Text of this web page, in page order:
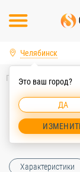
Челябинск
Это ваш город?
ДА
Главная Аренда
Автокран 25т/
Характеристики